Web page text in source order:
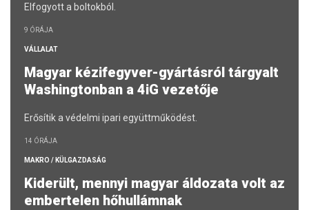
Elfogyott a boltokból.
9 ÓRÁJA
VÁLLALAT
Magyar kézifegyver-gyártásról tárgyalt
Washingtonban a 4iG vezetője
Erősítik a védelmi ipari együttműködést.
14 ÓRÁJA
MAKRO / KÜLGAZDASÁG
Kiderült, mennyi magyar áldozata volt az
embertelen hőhullámnak